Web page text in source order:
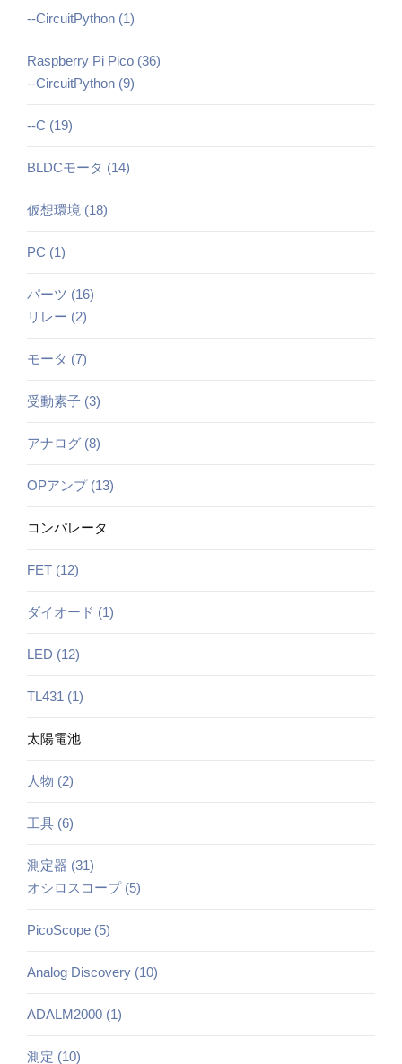
--CircuitPython (1)
Raspberry Pi Pico (36)
--CircuitPython (9)
--C (19)
BLDCモータ (14)
仮想環境 (18)
PC (1)
パーツ (16)
リレー (2)
モータ (7)
受動素子 (3)
アナログ (8)
OPアンプ (13)
コンパレータ
FET (12)
ダイオード (1)
LED (12)
TL431 (1)
太陽電池
人物 (2)
工具 (6)
測定器 (31)
オシロスコープ (5)
PicoScope (5)
Analog Discovery (10)
ADALM2000 (1)
測定 (10)